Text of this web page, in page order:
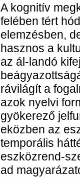
A kognitív
felében tért
elemzésben,
hasznos a
az ál-landó
rávilágít a
azok nyelvi
gyökerező
eközben az
temporális
eszközrend-
ad